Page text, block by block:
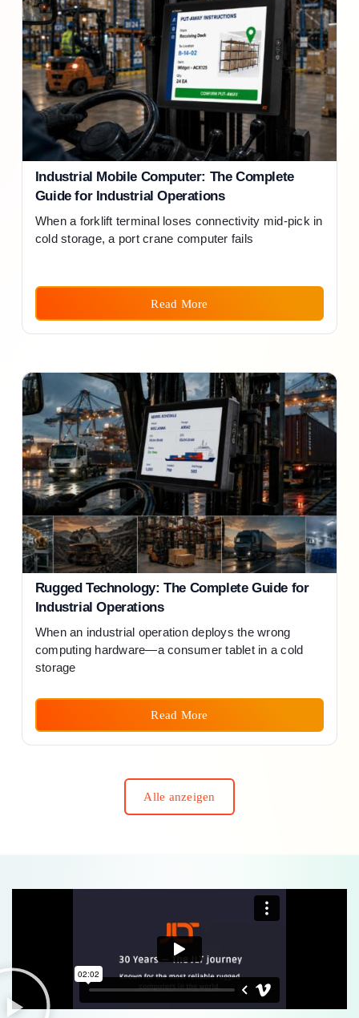
Industrial Mobile Computer: The Complete
Guide for Industrial Operations
When a forklift terminal loses connectivity mid-pick in
cold storage, a port crane computer fails
Read More
Rugged Technology: The Complete Guide for
Industrial Operations
When an industrial operation deploys the wrong
computing hardware—a consumer tablet in a cold
storage
Read More
Alle anzeigen